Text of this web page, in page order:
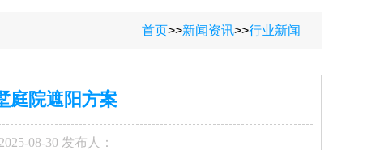
首页>>新闻资讯>>行业新闻
庭院遮阳方案
08-30 发布人：